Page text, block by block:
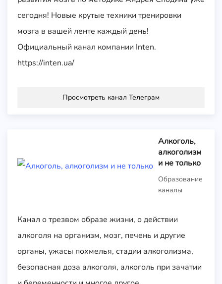
сегодня! Новые крутые техники тренировки
мозга в вашей ленте каждый день!
Официальный канал компании Inten.
https://inten.ua/
Просмотреть канал Телеграм
Алкоголь,
алкоголизм
и не только
Образование
каналы
Канал о трезвом образе жизни, о действии
алкоголя на организм, мозг, печень и другие
органы, ужасы похмелья, стадии алкоголизма,
безопасная доза алкоголя, алкоголь при зачатии